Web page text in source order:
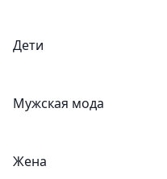
Дети
Мужская мода
Жена